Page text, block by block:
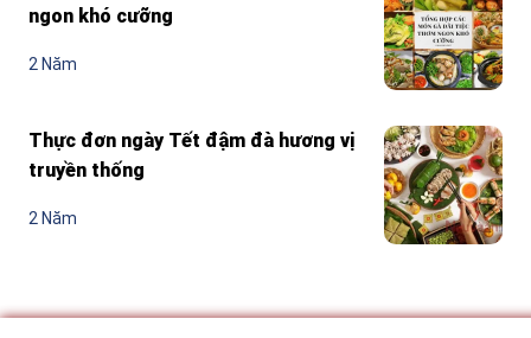
ngon khó cưỡng
2 Năm
Thực đơn ngày Tết đậm đà hương vị
truyền thống
2 Năm